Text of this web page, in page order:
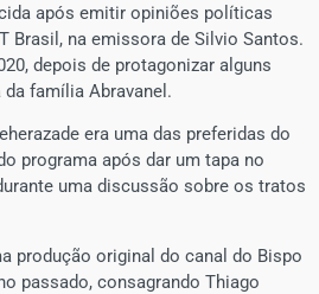
após emitir opiniões políticas
Brasil, na emissora de Silvio Santos.
depois de protagonizar alguns
família Abravanel.
era uma das preferidas do
programa após dar um tapa no
uma discussão sobre os tratos
produção original do canal do Bispo
passado, consagrando Thiago